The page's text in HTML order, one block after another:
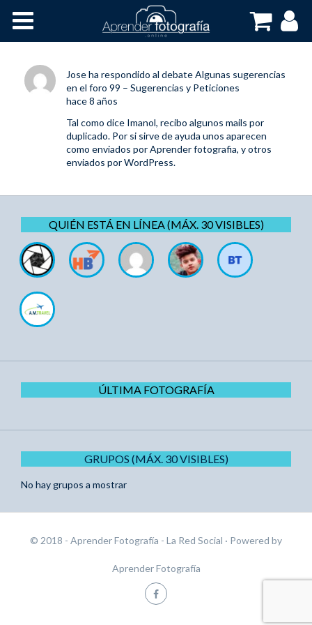
Cursos OnLine
Joseha respondido al debateAlgunas sugerencias
en el foro 99 – Sugerencias y Peticiones
hace 8 años
Tal como dice Imanol, recibo algunos mails por
duplicado. Por si sirve de ayuda unos aparecen
como enviados por Aprender fotografia, y otros
enviados por WordPress.
QUIÉN ESTÁ EN LÍNEA (MÁX. 30 VISIBLES)
ÚLTIMA FOTOGRAFÍA
GRUPOS (MÁX. 30 VISIBLES)
No hay grupos a mostrar
© 2018 - Aprender Fotografía - La Red Social · Powered by
Aprender Fotografía